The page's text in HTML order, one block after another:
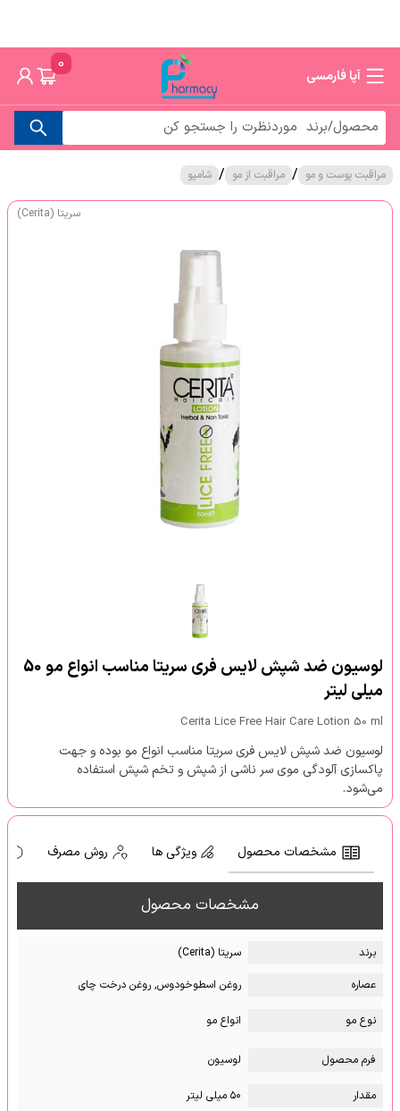
آپا فارمسی
0
مراقبت پوست و مو / مراقبت از مو / شامپو
سریتا (Cerita)
لوسیون ضد شپش لایس فری سریتا مناسب انواع مو 50
میلی لیتر
Cerita Lice Free Hair Care Lotion 50 ml
لوسیون ضد شپش لایس فری سریتا مناسب انواع مو بوده و جهت
پاکسازی آلودگی موی سر ناشی از شپش و تخم شپش استفاده
می‌شود.
مشخصات محصول ویژگی ها روش مصرف
مشخصات محصول
برند
سریتا (Cerita)
عصاره
روغن اسطوخودوس, روغن درخت چای
نوع مو انواع مو
فرم محصول لوسیون
مقدار ۵۰ میلی لیتر